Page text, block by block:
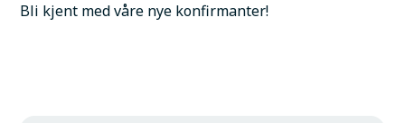
Bli kjent med våre nye konfirmanter!